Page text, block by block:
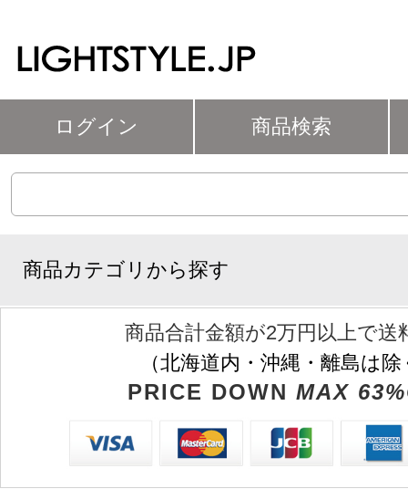
ログイン 商品検索
商品カテゴリから探す
商品合計金額が2万円以上で送
（北海道内・沖縄・離島は
PRICE DOWN MAX